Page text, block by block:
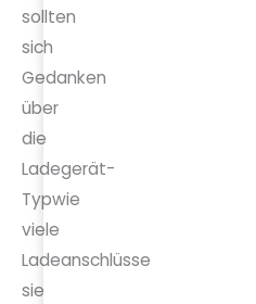
sollten
sich
Gedanken
über
die
Ladegerät-
Typwie
viele
Ladeanschlüsse
sie